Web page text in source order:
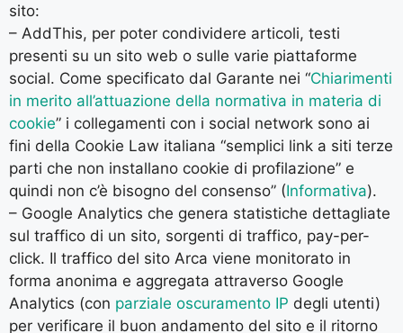
sito:
– AddThis, per poter condividere articoli, testi
presenti su un sito web o sulle varie piattaforme
social. Come specificato dal Garante nei “Chiarimenti
in merito all’attuazione della normativa in materia di
cookie” i collegamenti con i social network sono ai
fini della Cookie Law italiana “semplici link a siti terze
parti che non installano cookie di profilazione” e
quindi non c’è bisogno del consenso” (Informativa).
– Google Analytics che genera statistiche dettagliate
sul traffico di un sito, sorgenti di traffico, pay-per-
click. Il traffico del sito Arca viene monitorato in
forma anonima e aggregata attraverso Google
Analytics (con parziale oscuramento IP degli utenti)
per verificare il buon andamento del sito e il ritorno